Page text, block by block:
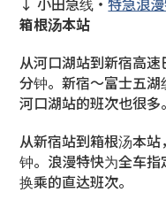
箱根汤本站
从河口湖站到新宿高
分钟。新宿〜富士五
河口湖站的班次也很多。
从新宿站到箱根汤本
钟。浪漫特快为全车
换乘的直达班次。